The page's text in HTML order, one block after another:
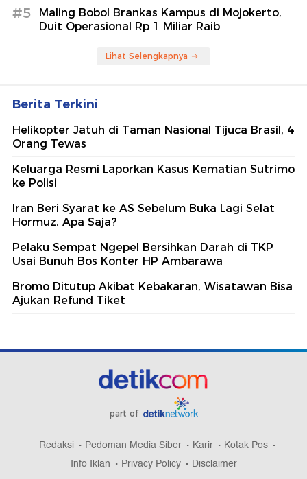
#5
Maling Bobol Brankas Kampus di Mojokerto,
Duit Operasional Rp 1 Miliar Raib
Lihat Selengkapnya
Berita Terkini
Helikopter Jatuh di Taman Nasional Tijuca Brasil, 4
Orang Tewas
Keluarga Resmi Laporkan Kasus Kematian Sutrimo
ke Polisi
Iran Beri Syarat ke AS Sebelum Buka Lagi Selat
Hormuz, Apa Saja?
Pelaku Sempat Ngepel Bersihkan Darah di TKP
Usai Bunuh Bos Konter HP Ambarawa
Bromo Ditutup Akibat Kebakaran, Wisatawan Bisa
Ajukan Refund Tiket
part of
Redaksi Pedoman Media Siber Karir
Kotak Pos
Info Iklan
Privacy Policy Disclaimer